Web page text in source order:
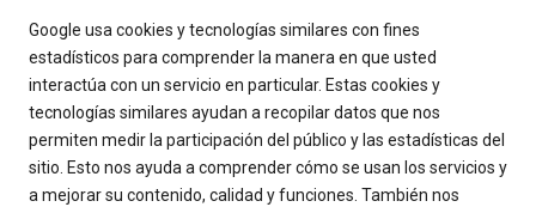
Google usa cookies y tecnologías similares con fines
estadísticos para comprender la manera en que usted
interactúa con un servicio en particular. Estas cookies y
tecnologías similares ayudan a recopilar datos que nos
permiten medir la participación del público y las estadísticas del
sitio. Esto nos ayuda a comprender cómo se usan los servicios y
a mejorar su contenido, calidad y funciones. También nos